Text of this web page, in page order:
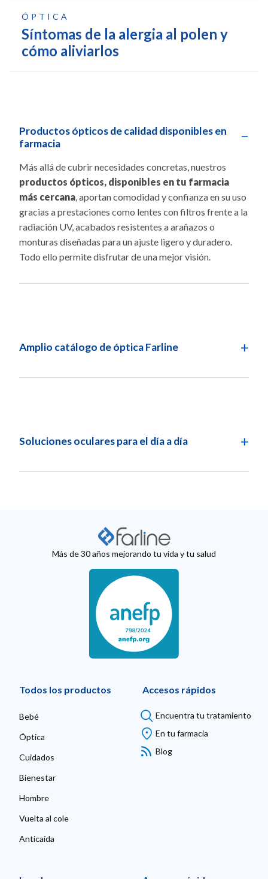
ÓPTICA
Síntomas de la alergia al polen y
cómo aliviarlos
Productos ópticos de calidad disponibles en
farmacia
−
Más allá de cubrir necesidades concretas, nuestros
productos ópticos, disponibles en tu farmacia
más cercana , aportan comodidad y confianza en su uso
gracias a prestaciones como lentes con filtros frente a la
radiación UV, acabados resistentes a arañazos o
monturas diseñadas para un ajuste ligero y duradero.
Todo ello permite disfrutar de una mejor visión.
Amplio catálogo de óptica Farline +
Soluciones oculares para el día a día +
Más de 30 años mejorando tu vida y tu salud
Todos los productos
Bebé
Óptica
Cuidados
Bienestar
Hombre
Vuelta al cole
Anticaída
Accesos rápidos
Encuentra tu tratamiento
En tu farmacia
Blog